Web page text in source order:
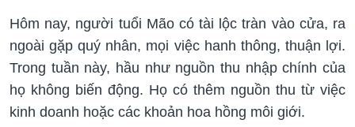
Hôm nay, người tuổi Mão có tài lộc tràn vào cửa, ra
ngoài gặp quý nhân, mọi việc hanh thông, thuận lợi.
Trong tuần này, hầu như nguồn thu nhập chính của
họ không biến động. Họ có thêm nguồn thu từ việc
kinh doanh hoặc các khoản hoa hồng môi giới.